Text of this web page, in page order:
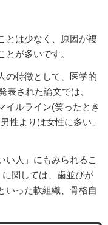
とは少なく、原因が複
が多いです。
の特徴として、医学的
表された論文では、
イルライン(笑ったとき
性よりは女性に多い」
人」にもみられるこ
関しては、歯並びが
いった軟組織、骨格自